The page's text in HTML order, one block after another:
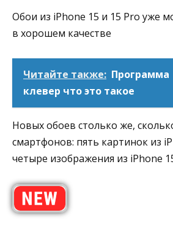
Обои из iPhone 15 и 15 Pro уже
в хорошем качестве
Читайте также: Программа
клевер что это такое
Новых обоев столько же,
смартфонов: пять картинок из
четыре изображения из iPhone